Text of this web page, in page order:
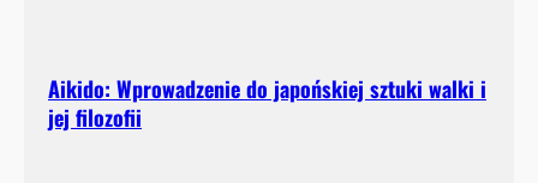
a
Aikido: Wprowadzenie do japońskiej sztuki walki i
jej filozofii